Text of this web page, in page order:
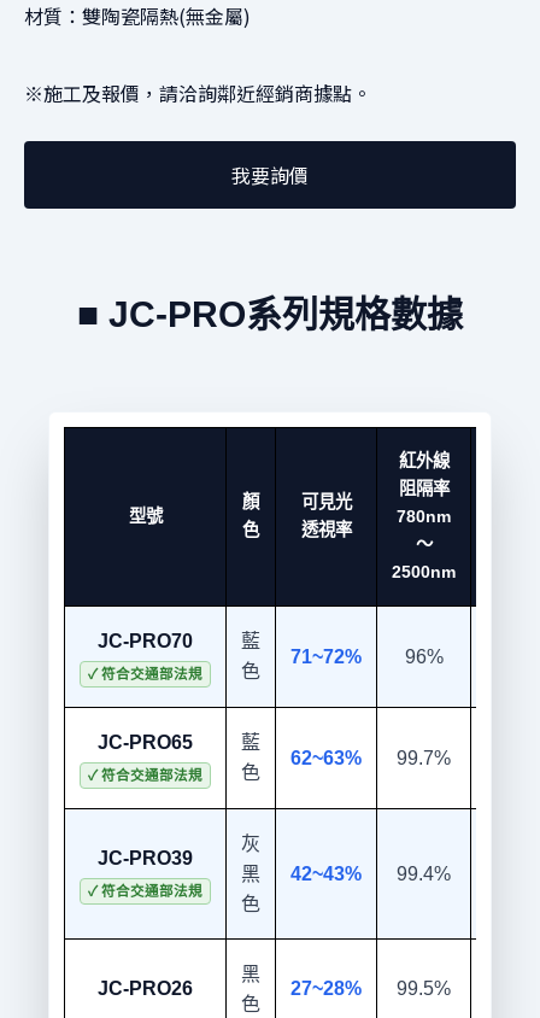
材質：雙陶瓷隔熱(無金屬)
※施工及報價，請洽詢鄰近經銷商據點。
我要詢價
■ JC-PRO系列規格數據
型號
顏
色
可見光
透視率
紅外線
阻隔率
780nm
～
2500nm
JC-PRO70
✓ 符合交通部法規
藍
色
71~72% 96%
JC-PRO65
✓ 符合交通部法規
藍
色
62~63% 99.7%
JC-PRO39
✓ 符合交通部法規
灰
黑
色
42~43% 99.4%
JC-PRO26
黑
色
27~28% 99.5%